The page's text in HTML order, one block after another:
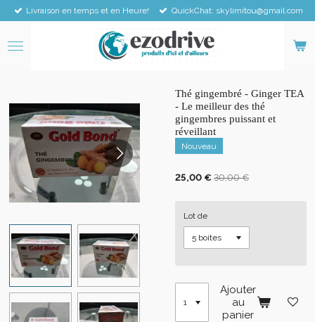
Passer
principal
Livraison en temps et en Heure! QuickChat: skylimitou@gmail.com
Thé gingembré - Ginger TEA
- Le meilleur des thé
gingembres puissant et
réveillant
Nouveau
25,00 € 30,00 €
Lot de
Ajouter
au
panier